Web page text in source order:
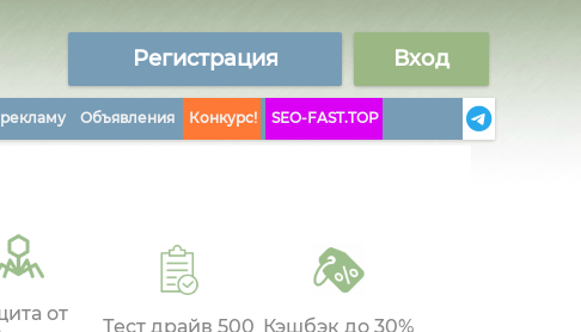
Регистрация Вход
рекламу Объявления Конкурс! SEO-FAST.TOP
от
Тест драйв 500 Кэшбэк до 30%